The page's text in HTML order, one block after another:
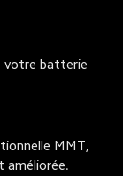
votre batterie
MMT,
améliorée.